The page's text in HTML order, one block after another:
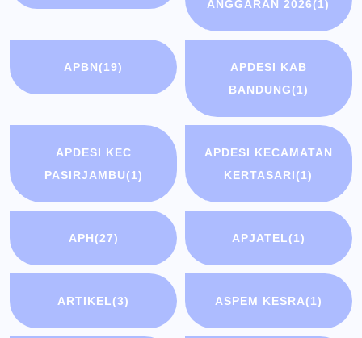
ANGGARAN 2026(1)
APBN(19)
APDESI KAB
BANDUNG(1)
APDESI KEC
PASIRJAMBU(1)
APDESI KECAMATAN
KERTASARI(1)
APH(27) APJATEL(1)
ARTIKEL(3) ASPEM KESRA(1)